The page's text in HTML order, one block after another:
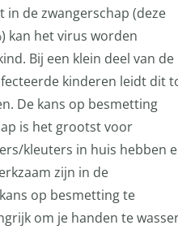
de zwangerschap (deze
kan het virus worden
Bij een klein deel van de
kinderen leidt dit
De kans op besmetting
is het grootst voor
kleuters in huis hebben
zijn in de
op besmetting te
om je handen te